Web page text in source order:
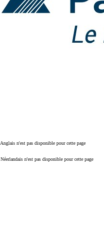
Anglais n'est pas disponible pour cette page
Néerlandais n'est pas disponible pour cette page